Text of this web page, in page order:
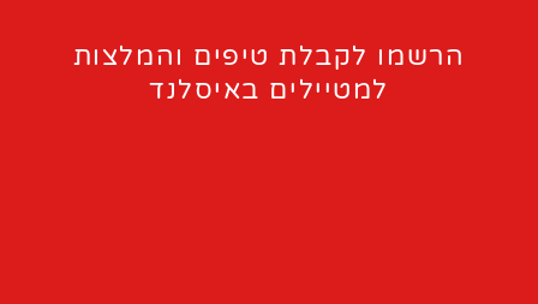
הרשמו לקבלת טיפים והמלצות
למטיילים באיסלנד